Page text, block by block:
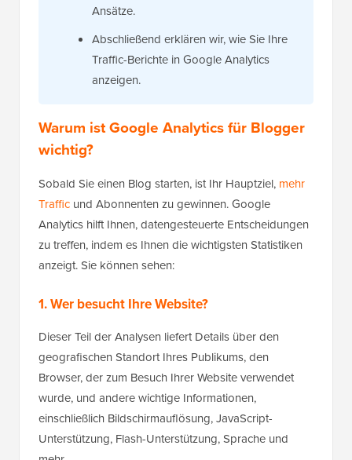
Ansätze.
Abschließend erklären wir, wie Sie Ihre
Traffic-Berichte in Google Analytics
anzeigen.
Warum ist Google Analytics für Blogger
wichtig?
Sobald Sie einen Blog starten, ist Ihr Hauptziel, mehr
Traffic und Abonnenten zu gewinnen. Google
Analytics hilft Ihnen, datengesteuerte Entscheidungen
zu treffen, indem es Ihnen die wichtigsten Statistiken
anzeigt. Sie können sehen:
1. Wer besucht Ihre Website?
Dieser Teil der Analysen liefert Details über den
geografischen Standort Ihres Publikums, den
Browser, der zum Besuch Ihrer Website verwendet
wurde, und andere wichtige Informationen,
einschließlich Bildschirmauflösung, JavaScript-
Unterstützung, Flash-Unterstützung, Sprache und